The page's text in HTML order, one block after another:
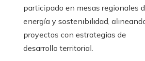
participado en mesas regionales
energía y sostenibilidad,
proyectos con estrategias de
desarrollo territorial.